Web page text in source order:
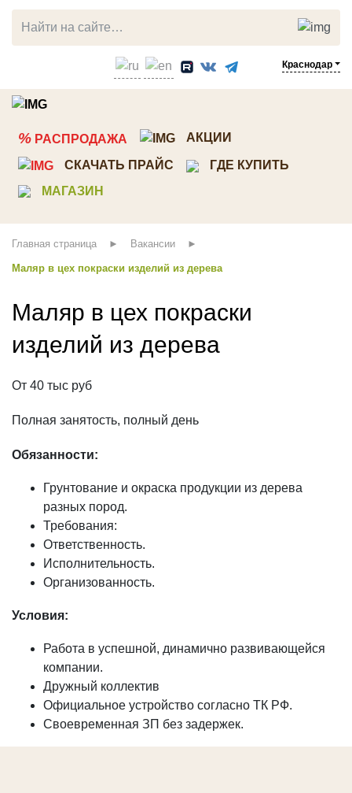
Краснодар
% РАСПРОДАЖА АКЦИИ
СКАЧАТЬ ПРАЙС
ГДЕ КУПИТЬ
МАГАЗИН
Главная страница Вакансии
Маляр в цех покраски изделий из дерева
ЛИСТВЕННИЦА
Прямой планкен
Косой планкен
Террасная доска
Мебельный щит
Клееный брус
КЕДР
Сибирский кедр Вагонка
АБАШИ
СОСНА
Планкен
Декоративный погонаж
Доска пола
Мебельный щит
Декоративные балки
ДУБ
Инженерная доска
ТЕРМОДЕРЕВО
Термососна
Термолиственница
Термокедр
Термолипа
Маляр в цех покраски
изделий из дерева
От 40 тыс руб
Полная занятость, полный день
Обязанности:
Грунтование и окраска продукции из дерева
разных пород.
Требования:
Ответственность.
Исполнительность.
Организованность.
Условия:
Работа в успешной, динамично развивающейся
компании.
Дружный коллектив
Официальное устройство согласно ТК РФ.
Своевременная ЗП без задержек.